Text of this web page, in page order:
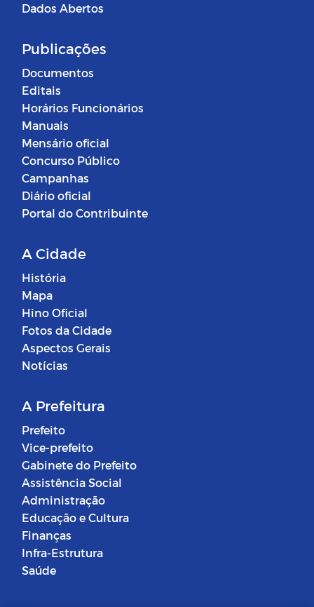
Dados Abertos
Publicações
Documentos
Editais
Horários Funcionários
Manuais
Mensário oficial
Concurso Público
Campanhas
Diário oficial
Portal do Contribuinte
A Cidade
História
Mapa
Hino Oficial
Fotos da Cidade
Aspectos Gerais
Notícias
A Prefeitura
Prefeito
Vice-prefeito
Gabinete do Prefeito
Assistência Social
Administração
Educação e Cultura
Finanças
Infra-Estrutura
Saúde